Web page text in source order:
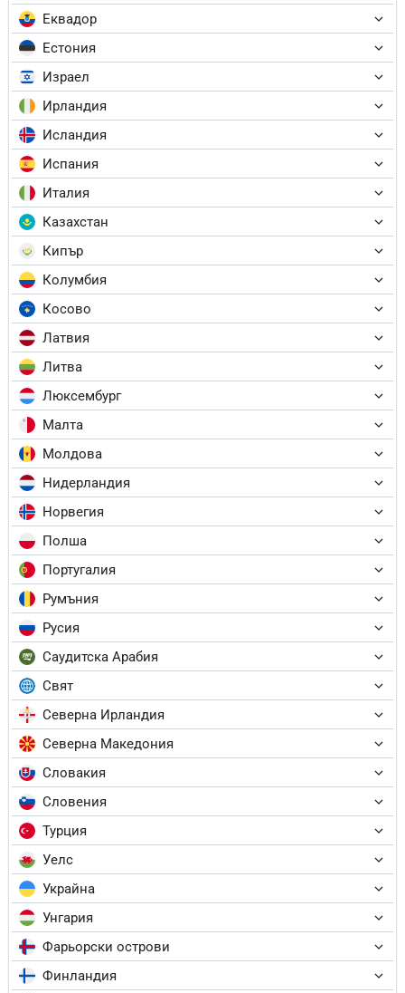
Еквадор
Естония
Израел
Ирландия
Исландия
Испания
Италия
Казахстан
Кипър
Колумбия
Косово
Латвия
Литва
Люксембург
Малта
Молдова
Нидерландия
Норвегия
Полша
Португалия
Румъния
Русия
Саудитска Арабия
Свят
Северна Ирландия
Северна Македония
Словакия
Словения
Турция
Уелс
Украйна
Унгария
Фарьорски острови
Финландия